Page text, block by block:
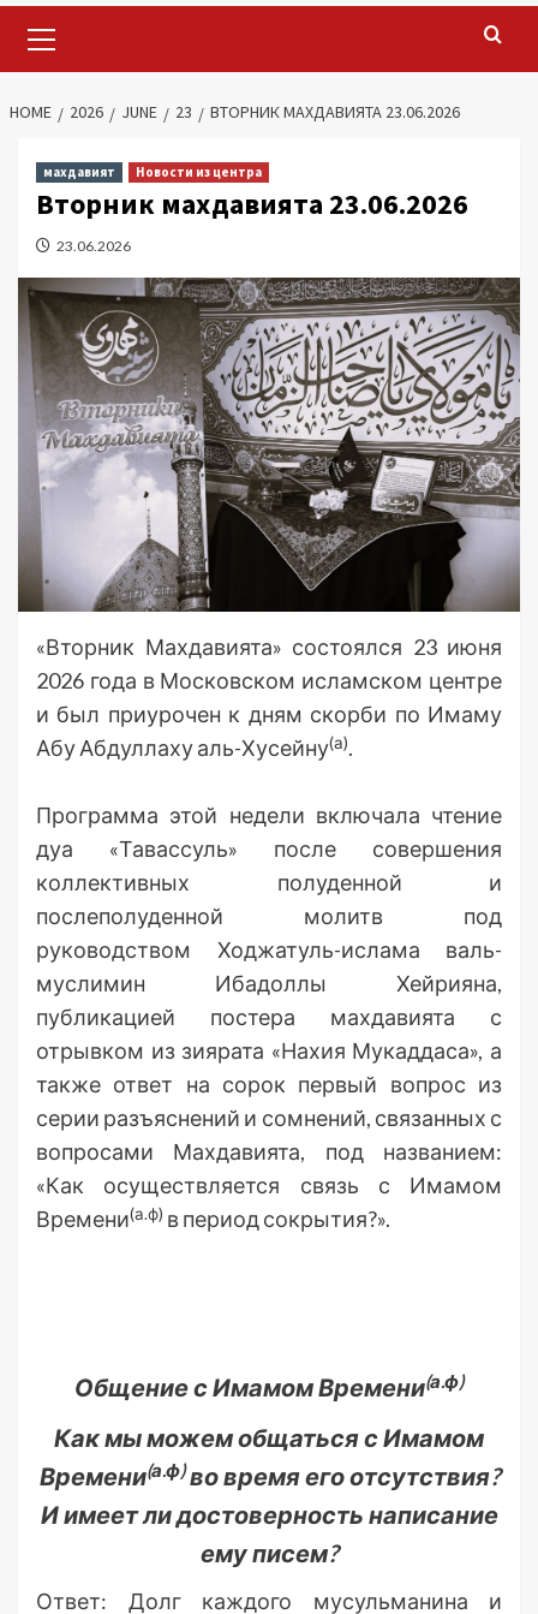
Menu
HOME 2026 JUNE 23 ВТОРНИК МАХДАВИЯТА 23.06.2026
махдавият Новости из центра
Вторник махдавията 23.06.2026
23.06.2026
«Вторник Махдавията» состоялся 23 июня
2026 года в Московском исламском центре
и был приурочен к дням скорби по Имаму
Абу Абдуллаху аль-Хусейну(а).
Программа этой недели включала чтение
дуа «Тавассуль» после совершения
коллективных полуденной и
послеполуденной молитв под
руководством Ходжатуль-ислама валь-
муслимин Ибадоллы Хейрияна,
публикацией постера махдавията с
отрывком из зиярата «Нахия Мукаддаса», а
также ответ на сорок первый вопрос из
серии разъяснений и сомнений, связанных с
вопросами Махдавията, под названием:
«Как осуществляется связь с Имамом
Времени(а.ф) в период сокрытия?».
Общение с Имамом Времени(а.ф)
Как мы можем общаться с Имамом
Времени(а.ф)во время его отсутствия?
И имеет ли достоверность написание
ему писем?
Ответ: Долг каждого мусульманина и